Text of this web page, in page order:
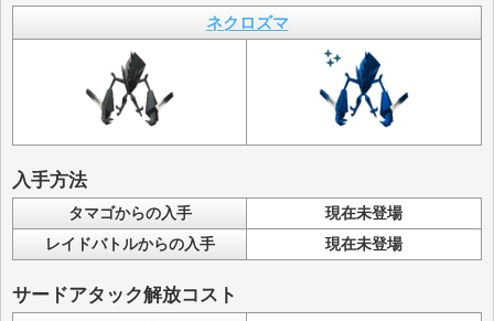
ネクロズマ
入手方法
タマゴからの入手
現在未登場
レイドバトルからの入手
現在未登場
サードアタック解放コスト